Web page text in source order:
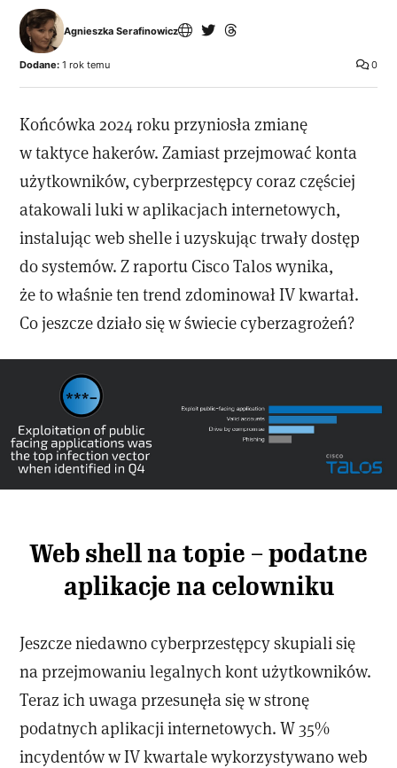
Agnieszka Serafinowicz
0
Dodane: 1 rok temu
Końcówka 2024 roku przyniosła zmianę
w taktyce hakerów. Zamiast przejmować konta
użytkowników, cyberprzestępcy coraz częściej
atakowali luki w aplikacjach internetowych,
instalując web shelle i uzyskując trwały dostęp
do systemów. Z raportu Cisco Talos wynika,
że to właśnie ten trend zdominował IV kwartał.
Co jeszcze działo się w świecie cyberzagrożeń?
Web shell na topie – podatne
aplikacje na celowniku
Jeszcze niedawno cyberprzestępcy skupiali się
na przejmowaniu legalnych kont użytkowników.
Teraz ich uwaga przesunęła się w stronę
podatnych aplikacji internetowych. W 35%
incydentów w IV kwartale wykorzystywano web